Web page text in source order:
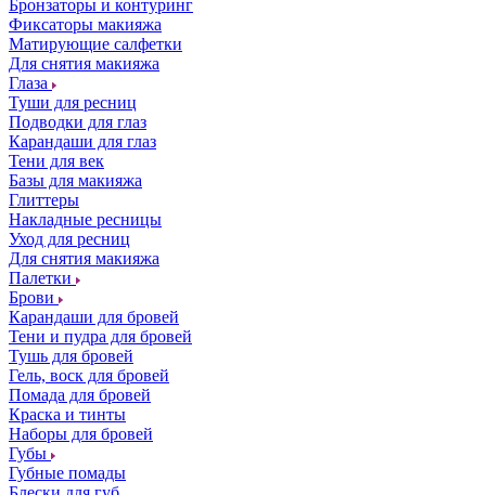
Бронзаторы и контуринг
Фиксаторы макияжа
Матирующие салфетки
Для снятия макияжа
Глаза
Туши для ресниц
Подводки для глаз
Карандаши для глаз
Тени для век
Базы для макияжа
Глиттеры
Накладные ресницы
Уход для ресниц
Для снятия макияжа
Палетки
Брови
Карандаши для бровей
Тени и пудра для бровей
Тушь для бровей
Гель, воск для бровей
Помада для бровей
Краска и тинты
Наборы для бровей
Губы
Губные помады